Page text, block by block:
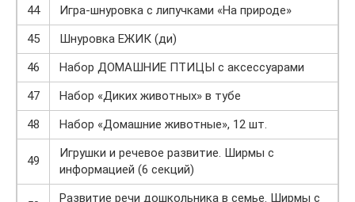
44
Игра-шнуровка с липучками «На природе»
45
Шнуровка ЕЖИК (ди)
46
Набор ДОМАШНИЕ ПТИЦЫ с аксессуарами
47
Набор «Диких животных» в тубе
48
Набор «Домашние животные», 12 шт.
49
Игрушки и речевое развитие. Ширмы с
информацией (6 секций)
Развитие речи дошкольника в семье. Ширмы с